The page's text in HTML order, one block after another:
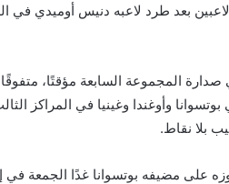
منتخب موزمبيق رصيده إلى 12 نقطة في صدارة المجموعة السابعة
وأوغندا وغينيا في المراكز
على مضيفه بوتسوانا غدًا الجمعة في